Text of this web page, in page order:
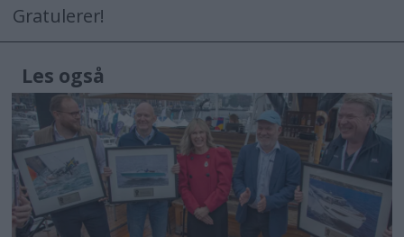
Gratulerer!
Les også